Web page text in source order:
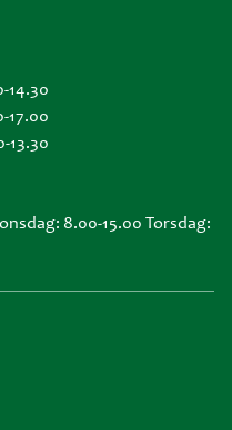
14.30
17.00
13.30
8.00-15.00 Torsdag: